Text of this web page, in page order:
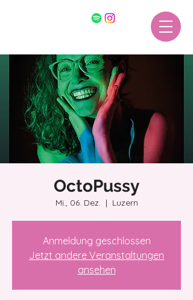
OctoPussy
Mi., 06. Dez.
  |
Luzern
Anmeldung geschlossen
Jetzt andere Veranstaltungen
ansehen